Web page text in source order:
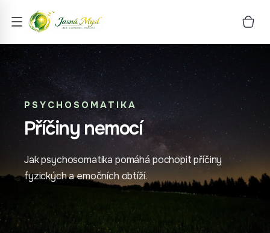
PSYCHOSOMATIKA
Příčiny nemocí
Jak psychosomatika pomáhá pochopit příčiny
fyzických a emočních obtíží.